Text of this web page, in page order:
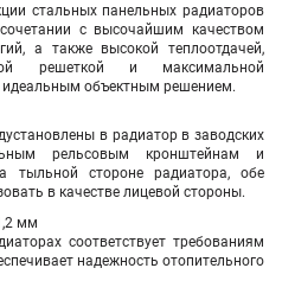
стальных панельных радиаторов
с высочайшим качеством
а также высокой теплоотдачей,
решеткой и максимальной
идеальным объектным решением.
в радиатор в заводских
рельсовым кронштейнам и
тыльной стороне радиатора, обе
в качестве лицевой стороны.
мм
соответствует требованиям
надежность отопительного